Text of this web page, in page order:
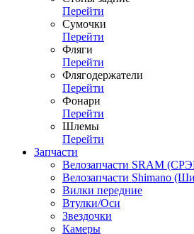
Перейти
Сумочки
Перейти
Фляги
Перейти
Флягодержатели
Перейти
Фонари
Перейти
Шлемы
Перейти
Запчасти
Велозапчасти SRAM
Велозапчасти Shimano
Вилки передние
Втулки/Оси
Звездочки
Камеры